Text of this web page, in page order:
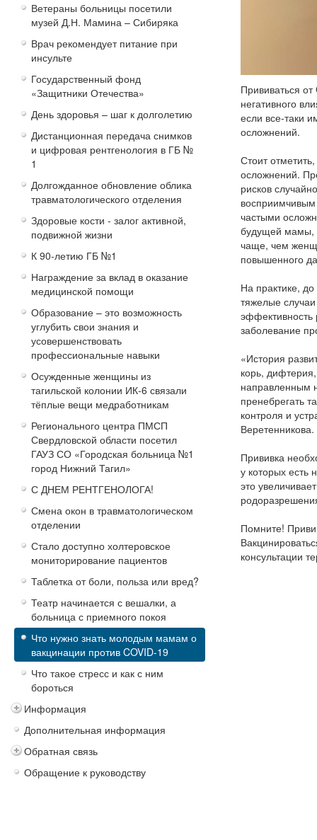
Ветераны больницы посетили
музей Д.Н. Мамина – Сибиряка
Врач рекомендует питание при
инсульте
Государственный фонд
«Защитники Отечества»
День здоровья – шаг к долголетию
Дистанционная передача снимков
и цифровая рентгенология в ГБ №
1
Долгожданное обновление облика
травматологического отделения
Здоровые кости - залог активной,
подвижной жизни
К 90-летию ГБ №1
Награждение за вклад в оказание
медицинской помощи
Образование – это возможность
углубить свои знания и
усовершенствовать
профессиональные навыки
Осужденные женщины из
тагильской колонии ИК-6 связали
тёплые вещи медработникам
Регионального центра ПМСП
Свердловской области посетил
ГАУЗ СО «Городская больница №1
город Нижний Тагил»
С ДНЕМ РЕНТГЕНОЛОГА!
Смена окон в травматологическом
отделении
Стало доступно холтеровское
мониторирование пациентов
Таблетка от боли, польза или вред?
Театр начинается с вешалки, а
больница с приемного покоя
Что нужно знать молодым мамам о
вакцинации против COVID-19
Что такое стресс и как с ним
бороться
Информация
Дополнительная информация
Обратная связь
Обращение к руководству
Прививаться
негативного
если все-таки
осложнений.
Стоит
осложнений.
рисков
частыми
будущей мамы,
чаще, чем
повышенного
На практике,
тяжелые
заболевание
«История
корь,
направленным
пренебрегать
контроля и
Веретенникова.
Прививка
у которых есть
это
Помните!
консультации